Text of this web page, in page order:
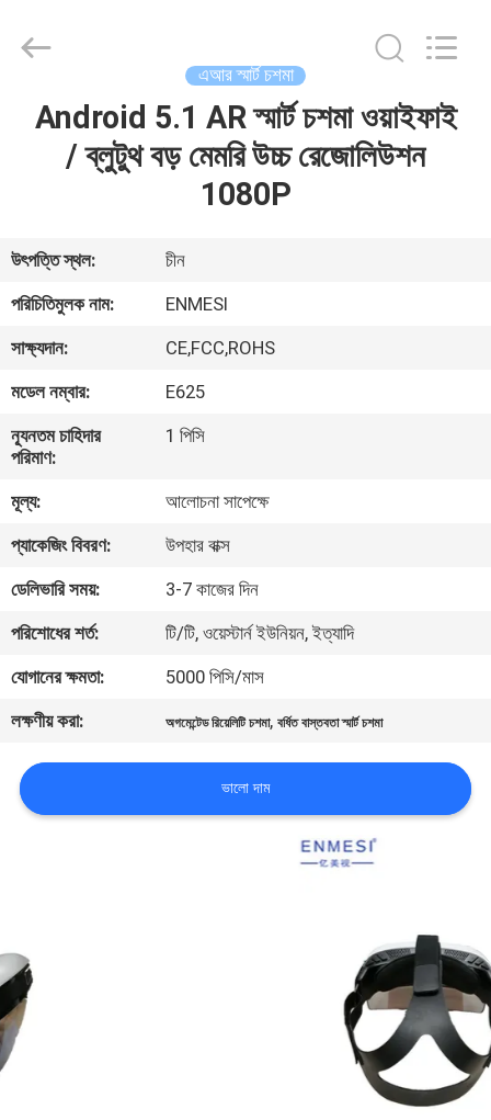
বাড়ি
আমাদের
সম্পর্কে
কারখানা
ভ্রমণ
নিয়ন্ত্রণ
খবর
উদ্ধৃতির
জন্য
আবেদন
সাইটম্যাপ
গোপনীয়তা
Technology
Reserved.
এআর স্মার্ট চশমা
Android 5.1 AR স্মার্ট চশমা ওয়াইফাই
/ ব্লুটুথ বড় মেমরি উচ্চ রেজোলিউশন
1080P
উৎপত্তি স্থল:
চীন
পরিচিতিমুলক নাম:
ENMESI
সাক্ষ্যদান:
CE,FCC,ROHS
মডেল নম্বার:
E625
ন্যূনতম চাহিদার
পরিমাণ:
1 পিসি
মূল্য:
আলোচনা সাপেক্ষে
প্যাকেজিং বিবরণ:
উপহার বাক্স
ডেলিভারি সময়:
3-7 কাজের দিন
পরিশোধের শর্ত:
টি/টি, ওয়েস্টার্ন ইউনিয়ন, ইত্যাদি
যোগানের ক্ষমতা:
5000 পিসি/মাস
লক্ষণীয় করা:
অগমেন্টেড রিয়েলিটি চশমা,বর্ধিত বাস্তবতা স্মার্ট চশমা
ভালো দাম